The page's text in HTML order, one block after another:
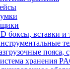
боксы, вставки и
пояса,
хранения